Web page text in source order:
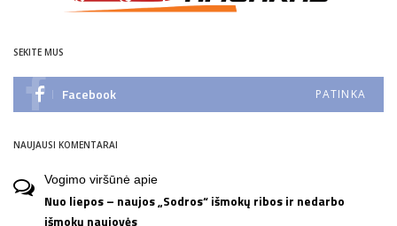
SEKITE MUS
Facebook PATINKA
NAUJAUSI KOMENTARAI
Vogimo viršūnė apie
Nuo liepos – naujos „Sodros“ išmokų ribos ir nedarbo
išmokų naujovės